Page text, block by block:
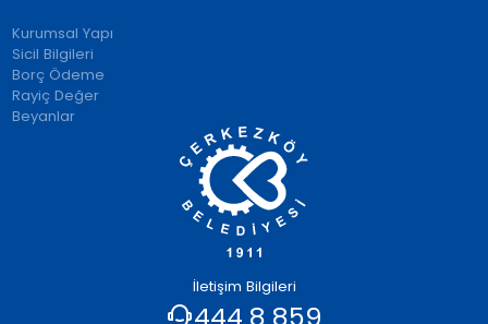
Kurumsal Yapı
Sicil Bilgileri
Borç Ödeme
Rayiç Değer
Beyanlar
İletişim Bilgileri
444 8 859